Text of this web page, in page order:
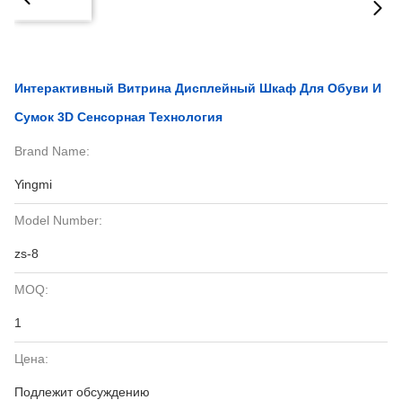
Интерактивный Витрина Дисплейный Шкаф Для Обуви И
Сумок 3D Сенсорная Технология
Brand Name:
Yingmi
Model Number:
zs-8
MOQ:
1
Цена:
Подлежит обсуждению